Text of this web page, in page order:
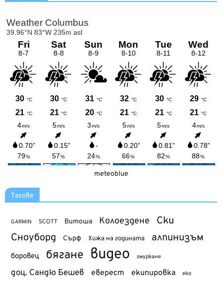
meteoblue
Тагове
GARMIN SCOTT Витоша Колоездене Ски
Сноуборд Сърф Хижа на годината алпинизъм
боровец бягане видео гмуркане
доц. Сандю Бешев еверест екипировка еко